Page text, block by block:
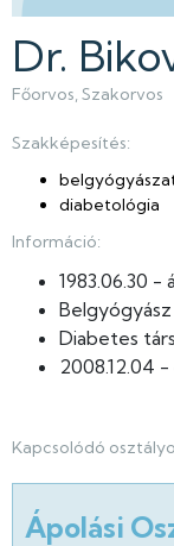
Dr.
Főorvos Szakorvos
Szakképesítés:
diabetológia
Információ:
1983.06.30 -
Belgyógyász
Diabetes
2008.12.04
Kapcsolódó
Ápolási